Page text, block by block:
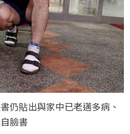
仍貼出與家中已老邁多病、
臉書